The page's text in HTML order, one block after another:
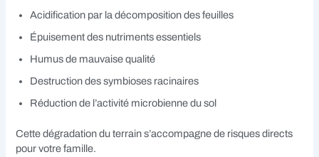
Acidification par la décomposition des feuilles
Épuisement des nutriments essentiels
Humus de mauvaise qualité
Destruction des symbioses racinaires
Réduction de l’activité microbienne du sol
Cette dégradation du terrain s’accompagne de risques directs
pour votre famille.